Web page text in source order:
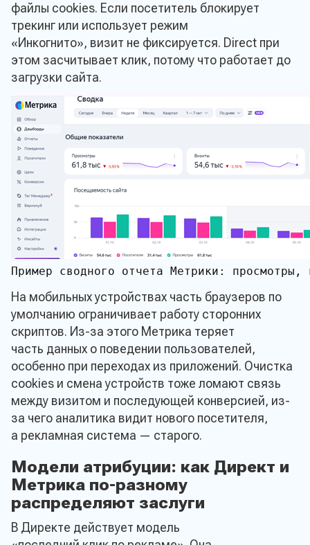
файлы cookies. Если посетитель блокирует
трекинг или использует режим
«Инкогнито», визит не фиксируется. Direct при
этом засчитывает клик, потому что работает до
загрузки сайта.
Пример сводного отчета Метрики: просмотры,
На мобильных устройствах часть браузеров по
умолчанию ограничивает работу сторонних
скриптов. Из-за этого Метрика теряет
часть данных о поведении пользователей,
особенно при переходах из приложений. Очистка
cookies и смена устройств тоже ломают связь
между визитом и последующей конверсией, из-
за чего аналитика видит нового посетителя,
а рекламная система — старого.
Модели атрибуции: как Директ и
Метрика по-разному
распределяют заслуги
В Директе действует модель